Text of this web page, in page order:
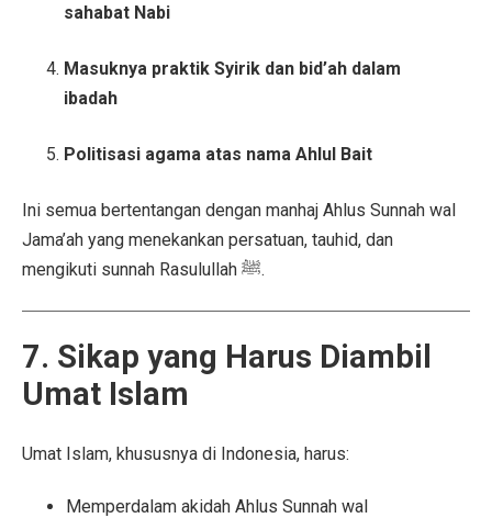
sahabat Nabi
Masuknya praktik Syirik dan bid’ah dalam
ibadah
Politisasi agama atas nama Ahlul Bait
Ini semua bertentangan dengan manhaj Ahlus Sunnah wal
Jama’ah yang menekankan persatuan, tauhid, dan
mengikuti sunnah Rasulullah ﷺ.
7. Sikap yang Harus Diambil
Umat Islam
Umat Islam, khususnya di Indonesia, harus:
Memperdalam akidah Ahlus Sunnah wal